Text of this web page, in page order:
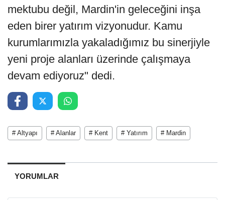
mektubu değil, Mardin'in geleceğini inşa
eden birer yatırım vizyonudur. Kamu
kurumlarımızla yakaladığımız bu sinerjiyle
yeni proje alanları üzerinde çalışmaya
devam ediyoruz" dedi.
# Altyapı # Alanlar # Kent # Yatırım # Mardin
YORUMLAR